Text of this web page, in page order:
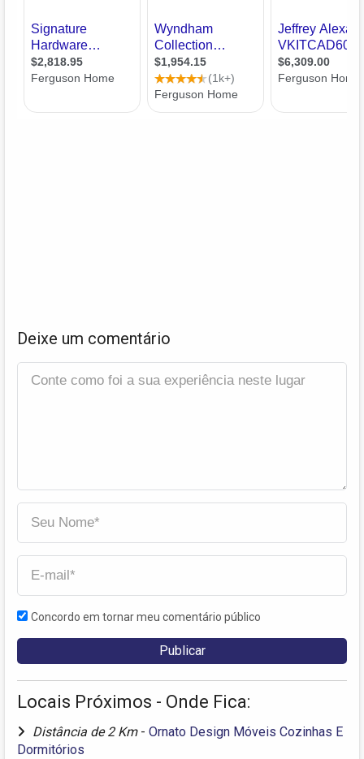
Deixe um comentário
Concordo em tornar meu comentário público
Locais Próximos - Onde Fica:
Distância de 2 Km - Ornato Design Móveis Cozinhas E
Dormitórios